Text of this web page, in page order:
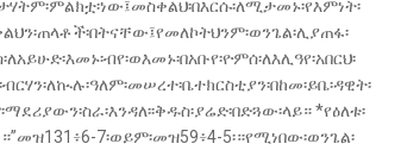
*የዕለቱ፡
7፡ወይ­ም፡መዝ59፥4-5፡።የሚነበው፡ወ­ንጌል፡